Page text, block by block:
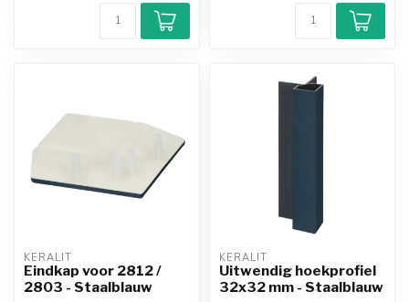
KERALIT
Eindkap voor 2812 /
2803 - Staalblauw
KERALIT
Uitwendig hoekprofiel
32x32 mm - Staalblauw